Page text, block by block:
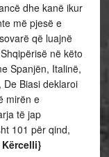
dhe kanë ikur
më pjesë e
që luajnë
në këto
Spanjën, Italinë,
Biasi deklaroi
mirën e
të jap
101 për qind,